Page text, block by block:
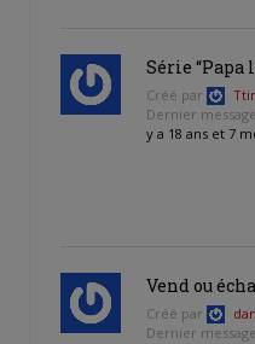
Série “Papa
Créé par
Dernier
y a 18 ans et 7
Vend ou
Créé par
Dernier